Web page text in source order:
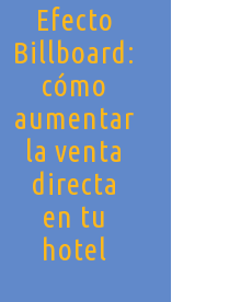
Efecto
Billboard:
cómo
aumentar
la venta
directa
en tu
hotel